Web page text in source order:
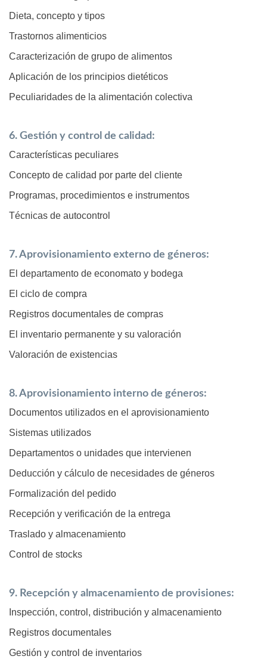
Dieta, concepto y tipos
Trastornos alimenticios
Caracterización de grupo de alimentos
Aplicación de los principios dietéticos
Peculiaridades de la alimentación colectiva
6. Gestión y control de calidad:
Características peculiares
Concepto de calidad por parte del cliente
Programas, procedimientos e instrumentos
Técnicas de autocontrol
7. Aprovisionamiento externo de géneros:
El departamento de economato y bodega
El ciclo de compra
Registros documentales de compras
El inventario permanente y su valoración
Valoración de existencias
8. Aprovisionamiento interno de géneros:
Documentos utilizados en el aprovisionamiento
Sistemas utilizados
Departamentos o unidades que intervienen
Deducción y cálculo de necesidades de géneros
Formalización del pedido
Recepción y verificación de la entrega
Traslado y almacenamiento
Control de stocks
9. Recepción y almacenamiento de provisiones:
Inspección, control, distribución y almacenamiento
Registros documentales
Gestión y control de inventarios